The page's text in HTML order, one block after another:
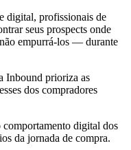
digital, profissionais de
seus prospects onde
empurrá-los — durante
Inbound prioriza as
dos compradores
comportamento digital dos
da jornada de compra.